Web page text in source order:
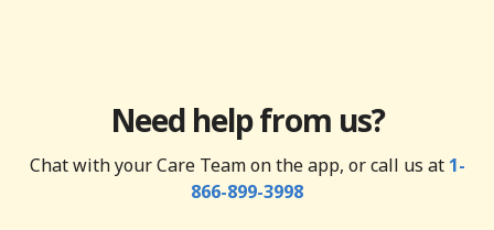
Need help from us?
Chat with your Care Team on the app, or call us at 1-
866-899-3998